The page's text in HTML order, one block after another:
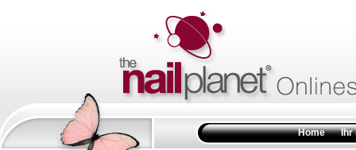
Home Ihr